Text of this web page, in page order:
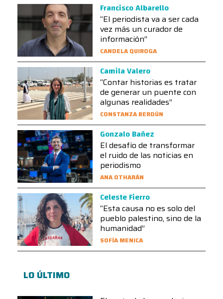
Francisco Albarello
“El periodista va a ser cada
vez más un curador de
información”
CANDELA QUIROGA
Camila Valero
“Contar historias es tratar
de generar un puente con
algunas realidades”
CONSTANZA BERDÚN
Gonzalo Bañez
El desafío de transformar
el ruido de las noticias en
periodismo
ANA OTHARÁN
Celeste Fierro
“Esta causa no es solo del
pueblo palestino, sino de la
humanidad”
SOFÍA MENICA
LO ÚLTIMO